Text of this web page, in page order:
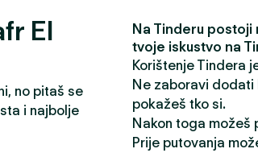
El
no pitaš se
i najbolje
Na Tinderu postoji
tvoje iskustvo na
Korištenje Tindera
Ne zaboravi
pokažeš tko si.
Nakon toga možeš
Prije putovanja